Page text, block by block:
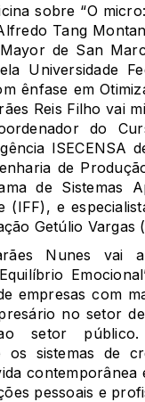
sobre “O
Tang
de San
Universidade
ênfase em
Reis Filho vai
do
ISECENSA
de
de Sistemas
(IFF), e
Getúlio Vargas
Nunes vai
empresas com
no setor
setor
os sistemas de
pessoais e